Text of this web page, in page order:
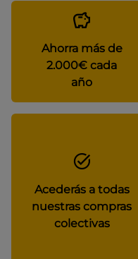
Ahorra más de
2.000€ cada
año
Acederás a todas
nuestras compras
colectivas